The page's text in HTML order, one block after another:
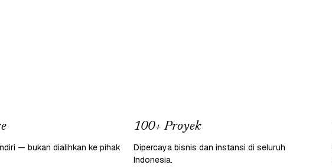
— bukan dialihkan ke pihak
100+ Proyek
Dipercaya bisnis dan instansi di seluruh
Indonesia.